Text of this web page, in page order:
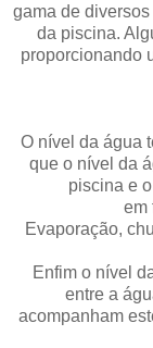
gama de
da piscina.
proporcionando
O nível da água
que o nível da
piscina e
em
Evaporação,
Enfim o nível
entre a
acompanham